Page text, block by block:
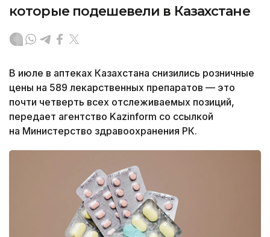
которые подешевели в Казахстане
В июле в аптеках Казахстана снизились розничные
цены на 589 лекарственных препаратов — это
почти четверть всех отслеживаемых позиций,
передает агентство Kazinform со ссылкой
на Министерство здравоохранения РК.